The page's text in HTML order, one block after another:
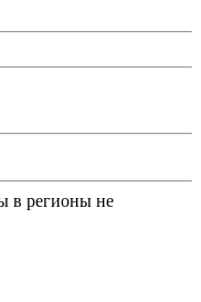
в регионы не